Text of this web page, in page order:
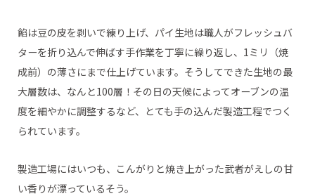
餡は豆の皮を剥いで練り上げ、パイ生地は職人がフレッシュバ
ターを折り込んで伸ばす手作業を丁寧に繰り返し、1ミリ（焼
成前）の薄さにまで仕上げています。そうしてできた生地の最
大層数は、なんと100層！その日の天候によってオーブンの温
度を細やかに調整するなど、とても手の込んだ製造工程でつく
られています。
製造工場にはいつも、こんがりと焼き上がった武者がえしの甘
い香りが漂っているそう。